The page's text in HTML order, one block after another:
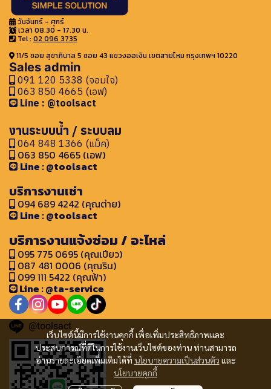
เว็บไซต์นี้มีการใช้งานคุกกี้ เพื่อเพิ่มประสิทธิภาพและ
ประสบการณ์ที่ดีในการใช้งานเว็บไซต์ของท่าน ท่านสามารถ
อ่านรายละเอียดเพิ่มเติมได้ที่ นโยบายความเป็นส่วนตัว และ
นโยบายคุกกี้
วันจันทร์ - ศุกร์
เวลา 08.30 - 17.30 น.
Tel : 02 096 3735
11/5 ซอย สุขาภิบาล 5 ซอย 43 แขวงออเงิน เขตสายไหม กรุงเทพฯ 10220
Sales admin
091 120 5338 (จอมใจ)
063 850 4665 (เอฟ)
Line : @toolsact
งานระบบน้ำ / ระบบลม
064 848 1366 (แม็ค)
063 850 4665 (เอฟ)
Line : @toolsact
บริการงานเช่า
094 689 4242 (คุณต่าย)
Line : @toolsact
บริการงานแจ้งซ่อม / อะไหล่
095 775 0695 (คุณเปียว)
087 481 0006 (คุณริน)
099 111 5422 (คุณฟ้า)
Line : @ta-service
@toolsact